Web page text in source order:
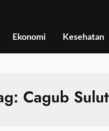
Ekonomi Kesehatan
Cagub Sulut